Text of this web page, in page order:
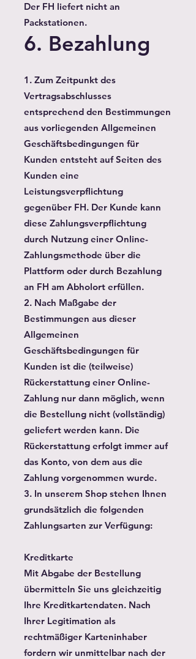
Der FH liefert nicht an
Packstationen.
6. Bezahlung
1. Zum Zeitpunkt des
Vertragsabschlusses
entsprechend den Bestimmungen
aus vorliegenden Allgemeinen
Geschäftsbedingungen für
Kunden entsteht auf Seiten des
Kunden eine
Leistungsverpflichtung
gegenüber FH. Der Kunde kann
diese Zahlungsverpflichtung
durch Nutzung einer Online-
Zahlungsmethode über die
Plattform oder durch Bezahlung
an FH am Abholort erfüllen.
2. Nach Maßgabe der
Bestimmungen aus dieser
Allgemeinen
Geschäftsbedingungen für
Kunden ist die (teilweise)
Rückerstattung einer Online-
Zahlung nur dann möglich, wenn
die Bestellung nicht (vollständig)
geliefert werden kann. Die
Rückerstattung erfolgt immer auf
das Konto, von dem aus die
Zahlung vorgenommen wurde.
3. In unserem Shop stehen Ihnen
grundsätzlich die folgenden
Zahlungsarten zur Verfügung:
Kreditkarte
Mit Abgabe der Bestellung
übermitteln Sie uns gleichzeitig
Ihre Kreditkartendaten. Nach
Ihrer Legitimation als
rechtmäßiger Karteninhaber
fordern wir unmittelbar nach der